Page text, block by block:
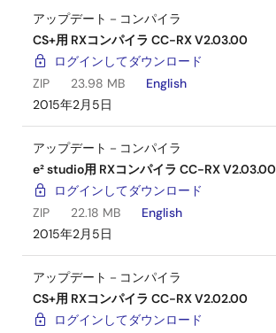
アップデート－コンパイラ
CS+用 RXコンパイラ CC-RX V2.03.00
ログインしてダウンロード
ZIP
23.98 MB
English
2015年2月5日
アップデート－コンパイラ
e² studio用 RXコンパイラ CC-RX V2.03.00
ログインしてダウンロード
ZIP
22.18 MB
English
2015年2月5日
アップデート－コンパイラ
CS+用 RXコンパイラ CC-RX V2.02.00
ログインしてダウンロード